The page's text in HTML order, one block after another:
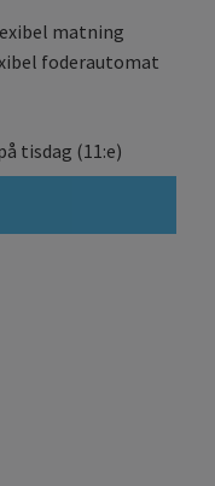
matning
foderautomat
tisdag (11:e)